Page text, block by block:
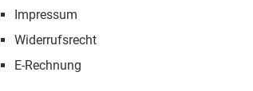
Impressum
Widerrufsrecht
E-Rechnung